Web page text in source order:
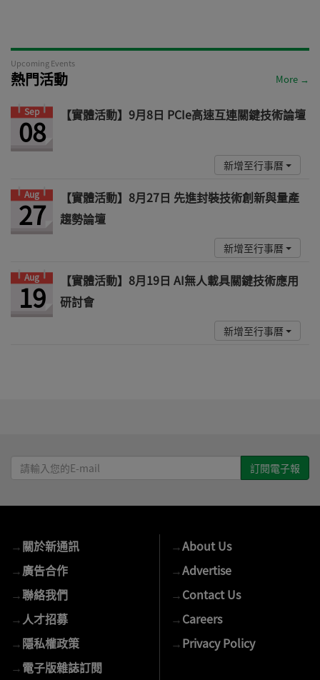
Upcoming Events
熱門活動 More →
Sep
08 【實體活動】9月8日 PCIe高速互連關鍵技術論壇
新增至行事曆
Aug
27
【實體活動】8月27日 先進封裝技術創新與量產
趨勢論壇
新增至行事曆
Aug
19
【實體活動】8月19日 AI無人載具關鍵技術應用
研討會
新增至行事曆
請
輸
E-
mail
→關於新通訊
→廣告合作
→聯絡我們
→ 人才招募
→隱私權政策
→電子版雜誌訂閱
→About Us
→Advertise
→Contact Us
→Careers
→Privacy Policy